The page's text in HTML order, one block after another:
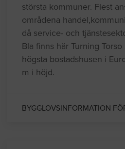
största kommuner. Flest
områdena
då service- och
Bla finns här Turning
högsta bostadshusen i
m i höjd.
BYGGLOVSINFORMATION